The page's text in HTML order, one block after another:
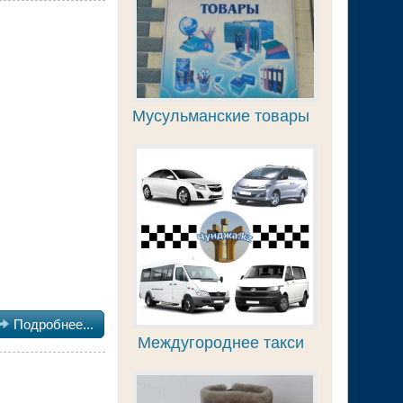
Подробнее...
Мусульманские товары
Междугороднее такси